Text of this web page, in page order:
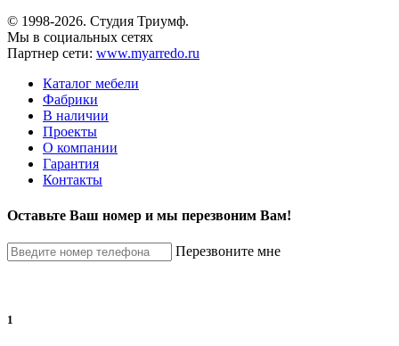
© 1998-2026. Студия Триумф.
Мы в социальных сетях
Партнер сети: www.myarredo.ru
Каталог мебели
Фабрики
В наличии
Проекты
О компании
Гарантия
Контакты
Оставьте Ваш номер и мы перезвоним Вам!
Перезвоните мне
1